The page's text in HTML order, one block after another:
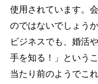
使用されています。
のではないでしょうか
ビジネスでも、婚活
手を知る！」という
当たり前のようでこ